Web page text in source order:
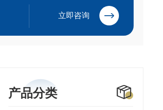
立即咨询
产品分类